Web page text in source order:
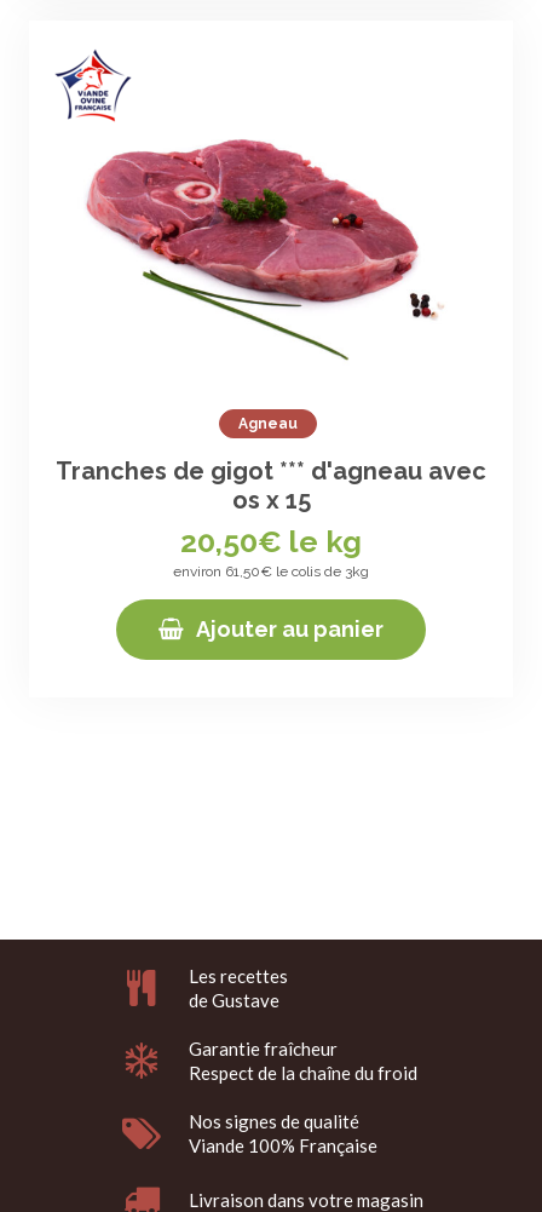
Agneau
Tranches de gigot *** d'agneau avec
os x 15
20,50€ le kg
environ 61,50€ le colis de 3kg
Ajouter au panier
Les recettes
de Gustave
Garantie fraîcheur
Respect de la chaîne du froid
Nos signes de qualité
Viande 100% Française
Livraison dans votre magasin